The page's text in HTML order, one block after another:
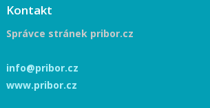
Kontakt
Správce stránek pribor.cz
info@pribor.cz
www.pribor.cz